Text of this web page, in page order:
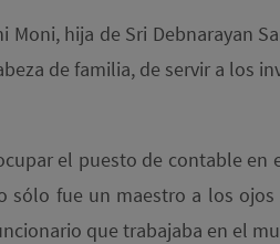
Moni, hija de Sri Debnarayan
de familia, de servir a los
el puesto de contable
sólo fue un maestro a los
que trabajaba en el